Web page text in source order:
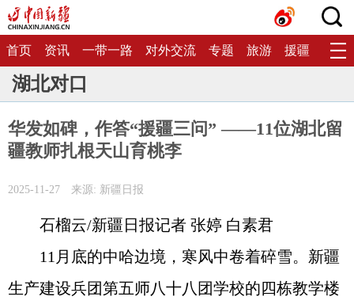
首页 资讯 一带一路 对外交流 专题 旅游 援疆 生态
湖北对口
华发如碑，作答“援疆三问” ——11位湖北留
疆教师扎根天山育桃李
2025-11-27 来源: 新疆日报
石榴云/新疆日报记者 张婷 白素君
11月底的中哈边境，寒风中卷着碎雪。新疆
生产建设兵团第五师八十八团学校的四栋教学楼